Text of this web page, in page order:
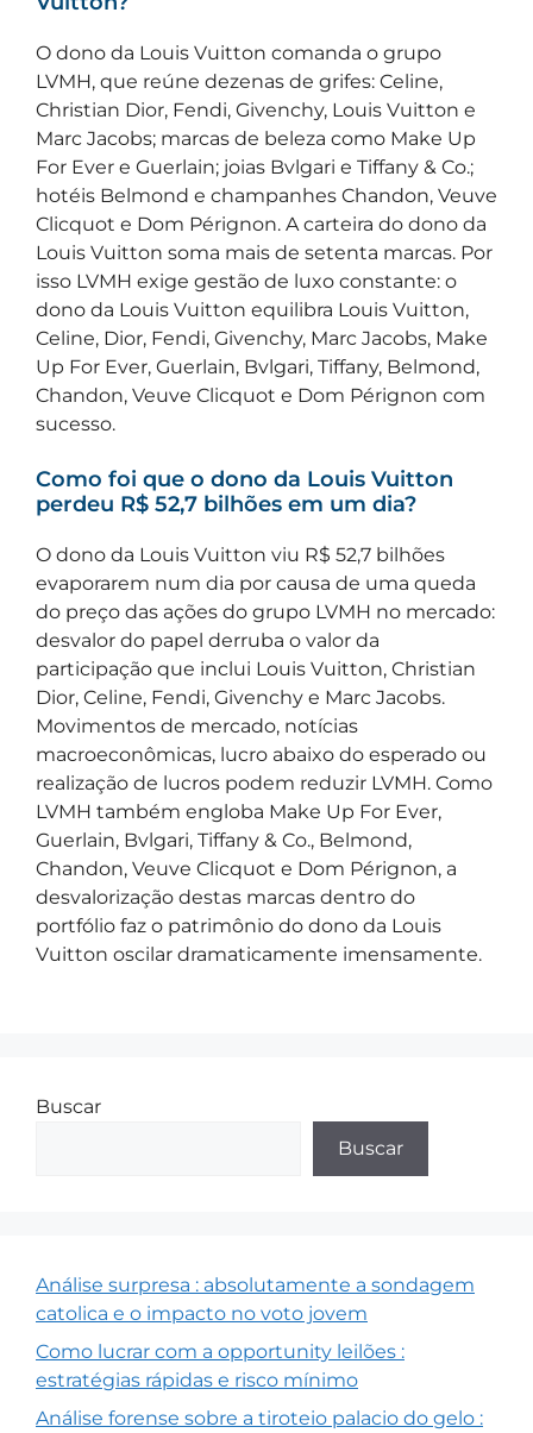
O dono da Louis Vuitton comanda o grupo
LVMH, que reúne dezenas de grifes: Celine,
Christian Dior, Fendi, Givenchy, Louis Vuitton e
Marc Jacobs; marcas de beleza como Make Up
For Ever e Guerlain; joias Bvlgari e Tiffany & Co.;
hotéis Belmond e champanhes Chandon, Veuve
Clicquot e Dom Pérignon. A carteira do dono da
Louis Vuitton soma mais de setenta marcas. Por
isso LVMH exige gestão de luxo constante: o
dono da Louis Vuitton equilibra Louis Vuitton,
Celine, Dior, Fendi, Givenchy, Marc Jacobs, Make
Up For Ever, Guerlain, Bvlgari, Tiffany, Belmond,
Chandon, Veuve Clicquot e Dom Pérignon com
sucesso.
Como foi que o dono da Louis Vuitton
perdeu R$ 52,7 bilhões em um dia?
O dono da Louis Vuitton viu R$ 52,7 bilhões
evaporarem num dia por causa de uma queda
do preço das ações do grupo LVMH no mercado:
desvalor do papel derruba o valor da
participação que inclui Louis Vuitton, Christian
Dior, Celine, Fendi, Givenchy e Marc Jacobs.
Movimentos de mercado, notícias
macroeconômicas, lucro abaixo do esperado ou
realização de lucros podem reduzir LVMH. Como
LVMH também engloba Make Up For Ever,
Guerlain, Bvlgari, Tiffany & Co., Belmond,
Chandon, Veuve Clicquot e Dom Pérignon, a
desvalorização destas marcas dentro do
portfólio faz o patrimônio do dono da Louis
Vuitton oscilar dramaticamente imensamente.
Buscar
Buscar
Análise surpresa : absolutamente a sondagem
catolica e o impacto no voto jovem
Como lucrar com a opportunity leilões :
estratégias rápidas e risco mínimo
Análise forense sobre a tiroteio palacio do gelo :